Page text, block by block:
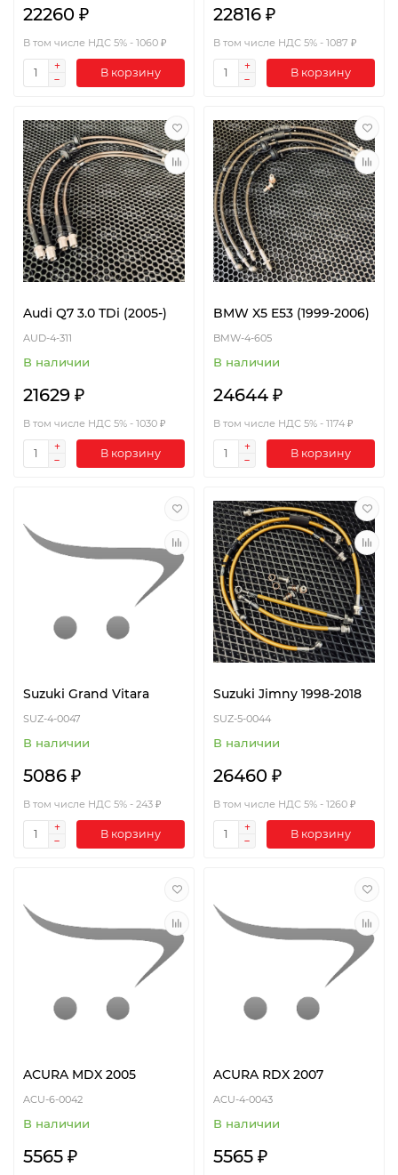
22260 ₽
В том числе НДС 5% - 1060 ₽
В корзину
22816 ₽
В том числе НДС 5% - 1087 ₽
В корзину
Audi Q7 3.0 TDi (2005-)
AUD-4-311
В наличии
21629 ₽
В том числе НДС 5% - 1030 ₽
В корзину
BMW X5 E53 (1999-2006)
BMW-4-605
В наличии
24644 ₽
В том числе НДС 5% - 1174 ₽
В корзину
Suzuki Grand Vitara
SUZ-4-0047
В наличии
5086 ₽
В том числе НДС 5% - 243 ₽
В корзину
Suzuki Jimny 1998-2018
SUZ-5-0044
В наличии
26460 ₽
В том числе НДС 5% - 1260 ₽
В корзину
ACURA MDX 2005
ACU-6-0042
В наличии
5565 ₽
ACURA RDX 2007
ACU-4-0043
В наличии
5565 ₽